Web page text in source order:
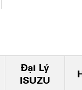
Đại Lý
ISUZU